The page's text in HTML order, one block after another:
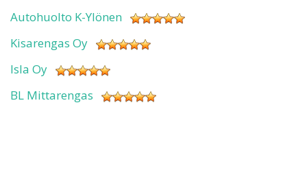
Autohuolto K-Ylönen
Kisarengas Oy
Isla Oy
BL Mittarengas